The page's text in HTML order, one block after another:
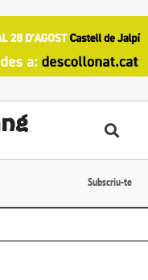
Subscriu-te